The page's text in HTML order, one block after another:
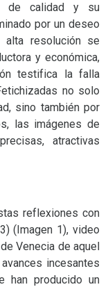
de calidad y su
por un deseo
alta resolución se
y económica,
testifica la falla
no solo
sino también por
las imágenes de
atractivas
reflexiones con
(Imagen 1), video
Venecia de aquel
incesantes
han producido un